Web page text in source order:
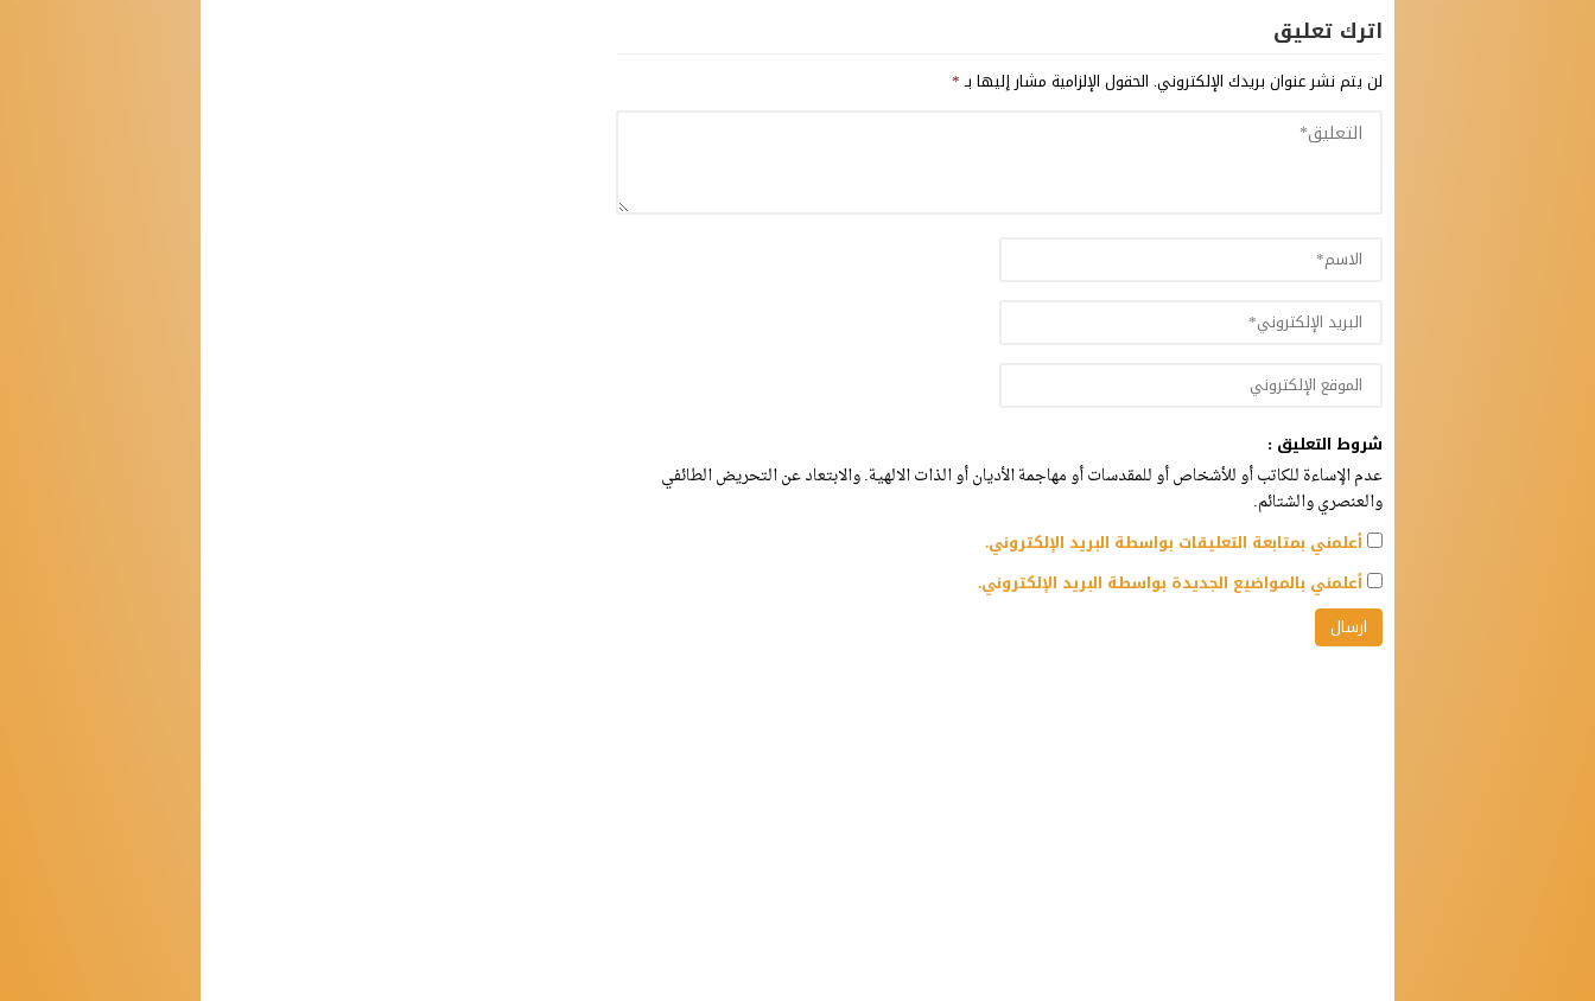
اترك تعليق
لن يتم نشر عنوان بريدك الإلكتروني. الحقول الإلزامية مشار إليها بـ*
شروط التعليق :
عدم الإساءة للكاتب أو للأشخاص أو للمقدسات أو مهاجمة الأديان أو الذات الالهية. والابتعاد عن التحريض الطائفي
والعنصري والشتائم.
أعلمني بمتابعة التعليقات بواسطة البريد الإلكتروني.
أعلمني بالمواضيع الجديدة بواسطة البريد الإلكتروني.